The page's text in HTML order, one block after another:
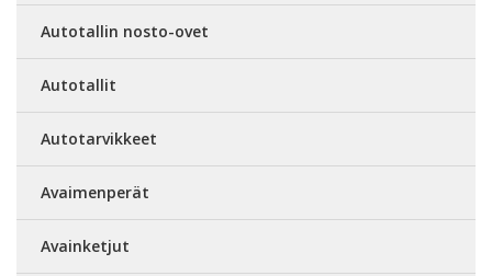
Autotallin nosto-ovet
Autotallit
Autotarvikkeet
Avaimenperät
Avainketjut